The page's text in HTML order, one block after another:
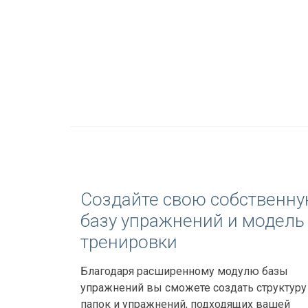
Создайте свою
базу упражнений и модель
тренировки
Благодаря расширенному модулю базы
упражнений вы сможете создать структуру
папок и упражнений, подходящих вашей